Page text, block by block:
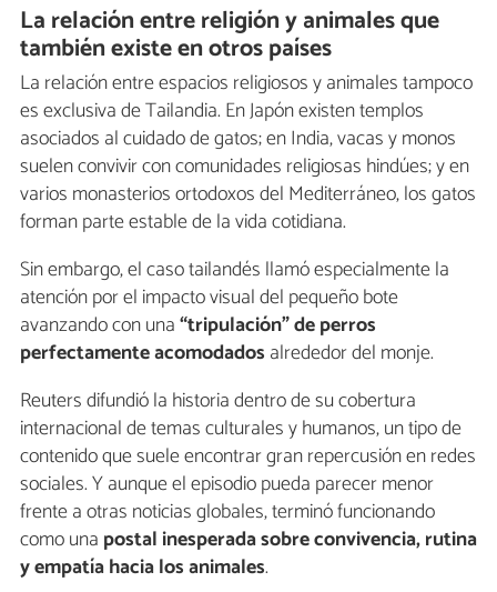
La relación entre religión y animales que
también existe en otros países
La relación entre espacios religiosos y animales tampoco
es exclusiva de Tailandia. En Japón existen templos
asociados al cuidado de gatos; en India, vacas y monos
suelen convivir con comunidades religiosas hindúes; y en
varios monasterios ortodoxos del Mediterráneo, los gatos
forman parte estable de la vida cotidiana.
Sin embargo, el caso tailandés llamó especialmente la
atención por el impacto visual del pequeño bote
avanzando con una“tripulación” de perros
perfectamente acomodados alrededor del monje.
Reuters difundió la historia dentro de su cobertura
internacional de temas culturales y humanos, un tipo de
contenido que suele encontrar gran repercusión en redes
sociales. Y aunque el episodio pueda parecer menor
frente a otras noticias globales, terminó funcionando
como una postal inesperada sobre convivencia, rutina
y empatía hacia los animales.